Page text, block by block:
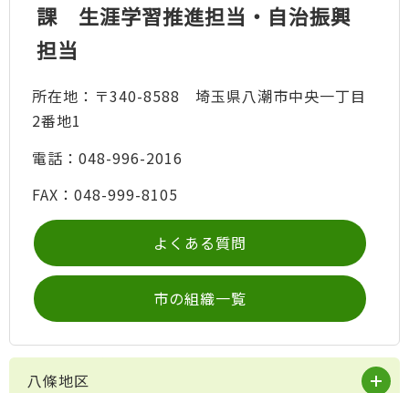
課 生涯学習推進担当・自治振興
担当
所在地：〒340-8588 埼玉県八潮市中央一丁目
2番地1
電話：048-996-2016
FAX：048-999-8105
よくある質問
市の組織一覧
八條地区